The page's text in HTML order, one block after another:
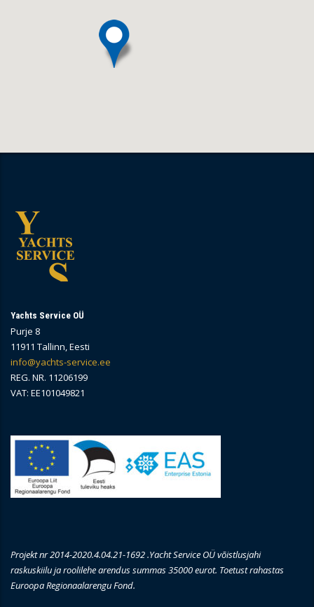
Yachts Service OÜ
Purje 8
11911 Tallinn, Eesti
info@yachts-service.ee
REG. NR. 11206199
VAT: EE101049821
Projekt nr 2014-2020.4.04.21-1692 .Yacht Service OÜ võistlusjahi
raskuskiilu ja roolilehe arendus summas 35000 eurot. Toetust rahastas
Euroopa Regionaalarengu Fond.